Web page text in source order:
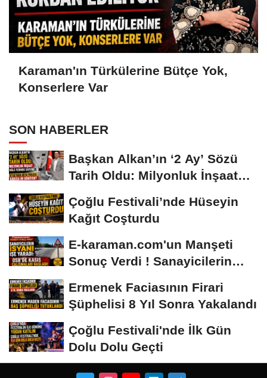
Karaman'ın Türkülerine Bütçe Yok,
Konserlere Var
SON HABERLER
Başkan Alkan’ın ‘2 Ay’ Sözü
Tarih Oldu: Milyonluk İnşaat
Çoğlu Festivali’nde Hüseyin
Kağıt Coşturdu
E-karaman.com'un Manşeti
Sonuç Verdi ! Sanayicilerin
Ermenek Faciasının Firari
Şüphelisi 8 Yıl Sonra Yakalandı
Çoğlu Festivali'nde İlk Gün
Dolu Dolu Geçti